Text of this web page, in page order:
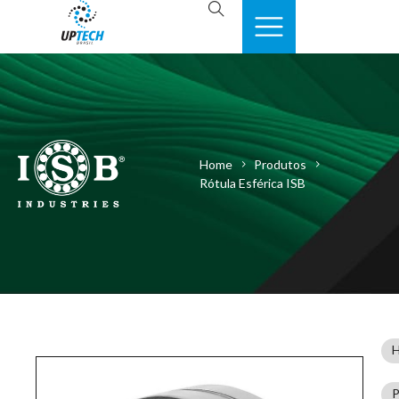
Home
Produtos
Rótula Esférica ISB